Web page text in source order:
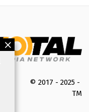
© 2017 - 2025 -